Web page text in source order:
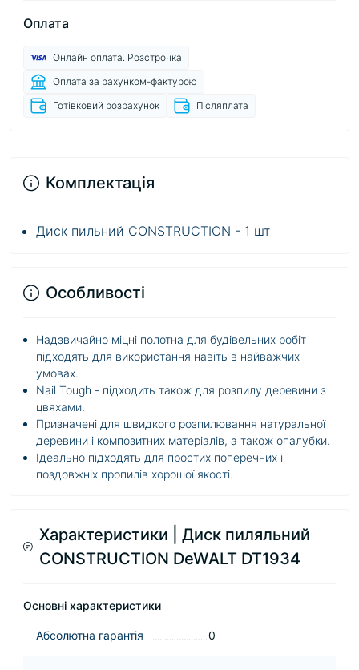
Оплата
Онлайн оплата. Розстрочка
Оплата за рахунком-фактурою
Готівковий розрахунок
Післяплата
Комплектація
Диск пильний CONSTRUCTION - 1 шт
Особливості
Надзвичайно міцні полотна для будівельних робіт
підходять для використання навіть в найважчих
умовах.
Nail Tough - підходить також для розпилу деревини з
цвяхами.
Призначені для швидкого розпилювання натуральної
деревини і композитних матеріалів, а також опалубки.
Ідеально підходять для простих поперечних і
поздовжніх пропилів хорошої якості.
Характеристики | Диск пиляльний
CONSTRUCTION DeWALT DT1934
Основні характеристики
Абсолютна гарантія 0